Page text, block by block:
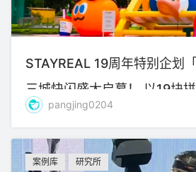
STAYREAL 19周年特别企划
三城快闪盛大启幕！ 以19块
光，共赴全新旅程！
pangjing0204
案例库 研究所